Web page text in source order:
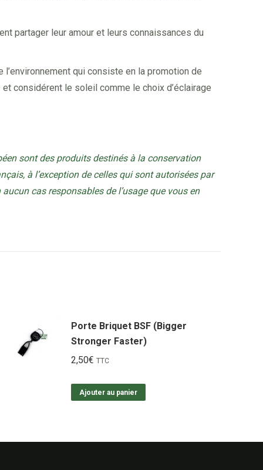
partager leur amour et leurs connaissances du
qui consiste en la promotion de
considérent le soleil comme le choix d’éclairage
sont des produits destinés à la conservation
à l’exception de celles qui sont autorisées par
cas responsables de l’usage que vous en
Porte Briquet BSF (Bigger
Stronger Faster)
2,50€ TTC
Ajouter au panier